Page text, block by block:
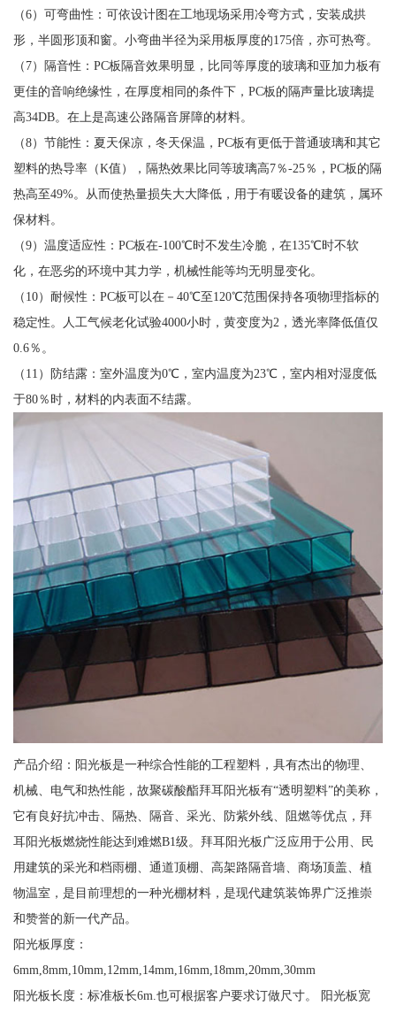
（6）可弯曲性：可依设计图在工地现场采用冷弯方式，安装成拱
形，半圆形顶和窗。小弯曲半径为采用板厚度的175倍，亦可热弯。
（7）隔音性：PC板隔音效果明显，比同等厚度的玻璃和亚加力板有
更佳的音响绝缘性，在厚度相同的条件下，PC板的隔声量比玻璃提
高34DB。在上是高速公路隔音屏障的材料。
（8）节能性：夏天保凉，冬天保温，PC板有更低于普通玻璃和其它
塑料的热导率（K值），隔热效果比同等玻璃高7％-25％，PC板的隔
热高至49%。从而使热量损失大大降低，用于有暖设备的建筑，属环
保材料。
（9）温度适应性：PC板在-100℃时不发生冷脆，在135℃时不软
化，在恶劣的环境中其力学，机械性能等均无明显变化。
（10）耐候性：PC板可以在－40℃至120℃范围保持各项物理指标的
稳定性。人工气候老化试验4000小时，黄变度为2，透光率降低值仅
0.6％。
（11）防结露：室外温度为0℃，室内温度为23℃，室内相对湿度低
于80％时，材料的内表面不结露。
产品介绍：阳光板是一种综合性能的工程塑料，具有杰出的物理、
机械、电气和热性能，故聚碳酸酯拜耳阳光板有“透明塑料”的美称，
它有良好抗冲击、隔热、隔音、采光、防紫外线、阻燃等优点，拜
耳阳光板燃烧性能达到难燃B1级。拜耳阳光板广泛应用于公用、民
用建筑的采光和档雨棚、通道顶棚、高架路隔音墙、商场顶盖、植
物温室，是目前理想的一种光棚材料，是现代建筑装饰界广泛推崇
和赞誉的新一代产品。
阳光板厚度：
6mm,8mm,10mm,12mm,14mm,16mm,18mm,20mm,30mm
阳光板长度：标准板长6m.也可根据客户要求订做尺寸。 阳光板宽